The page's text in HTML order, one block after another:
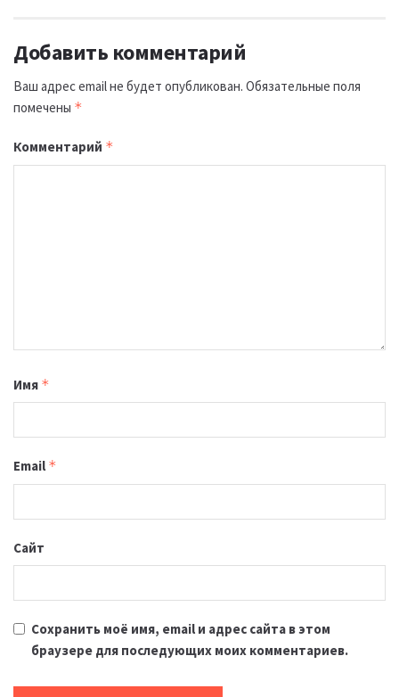
Добавить комментарий
Ваш адрес email не будет опубликован. Обязательные поля
помечены *
Комментарий *
Имя *
Email *
Сайт
Сохранить моё имя, email и адрес сайта в этом
браузере для последующих моих комментариев.